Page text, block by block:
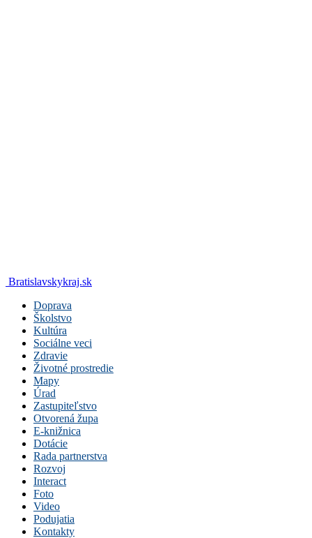
Bratislavskykraj.sk
Doprava
Školstvo
Kultúra
Sociálne veci
Zdravie
Životné prostredie
Mapy
Úrad
Zastupiteľstvo
Otvorená župa
E-knižnica
Dotácie
Rada partnerstva
Rozvoj
Interact
Foto
Video
Podujatia
Kontakty